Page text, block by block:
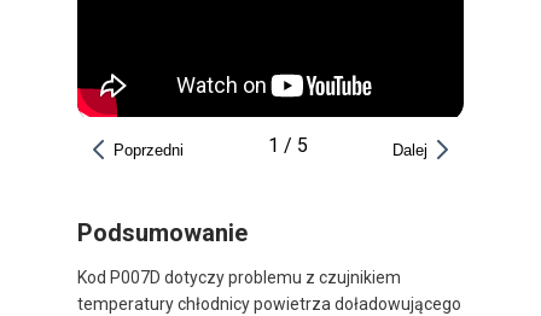
Poprzedni 1 / 5 Dalej
Podsumowanie
Kod P007D dotyczy problemu z czujnikiem
temperatury chłodnicy powietrza doładowującego